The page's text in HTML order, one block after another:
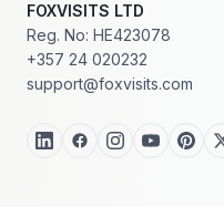
FOXVISITS LTD
Reg. No: HE423078
+357 24 020232
support@foxvisits.com